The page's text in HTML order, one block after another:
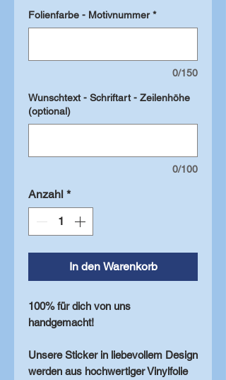
Folienfarbe - Motivnummer *
0/150
Wunschtext - Schriftart - Zeilenhöhe
(optional)
0/100
Anzahl *
In den Warenkorb
100% für dich von uns
handgemacht!
Unsere Sticker in liebevollem Design
werden aus hochwertiger Vinylfolie